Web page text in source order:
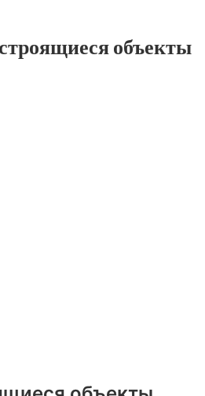
объекты